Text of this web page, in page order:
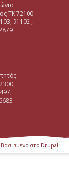
ΤΚ 72100
91102 ,
στο Drupal